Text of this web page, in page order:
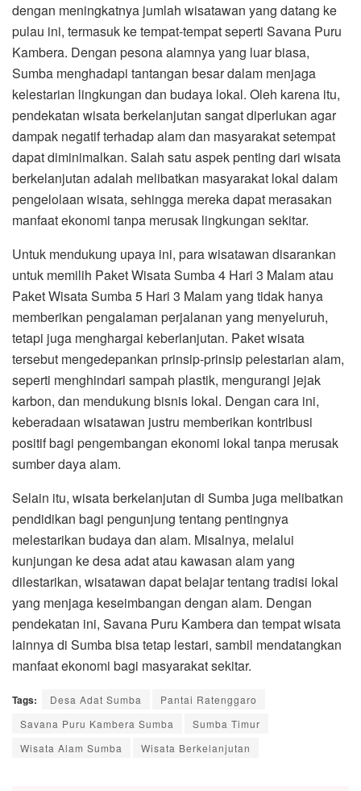
dengan meningkatnya jumlah wisatawan yang datang ke
pulau ini, termasuk ke tempat-tempat seperti Savana Puru
Kambera. Dengan pesona alamnya yang luar biasa,
Sumba menghadapi tantangan besar dalam menjaga
kelestarian lingkungan dan budaya lokal. Oleh karena itu,
pendekatan wisata berkelanjutan sangat diperlukan agar
dampak negatif terhadap alam dan masyarakat setempat
dapat diminimalkan. Salah satu aspek penting dari wisata
berkelanjutan adalah melibatkan masyarakat lokal dalam
pengelolaan wisata, sehingga mereka dapat merasakan
manfaat ekonomi tanpa merusak lingkungan sekitar.
Untuk mendukung upaya ini, para wisatawan disarankan
untuk memilih Paket Wisata Sumba 4 Hari 3 Malam atau
Paket Wisata Sumba 5 Hari 3 Malam yang tidak hanya
memberikan pengalaman perjalanan yang menyeluruh,
tetapi juga menghargai keberlanjutan. Paket wisata
tersebut mengedepankan prinsip-prinsip pelestarian alam,
seperti menghindari sampah plastik, mengurangi jejak
karbon, dan mendukung bisnis lokal. Dengan cara ini,
keberadaan wisatawan justru memberikan kontribusi
positif bagi pengembangan ekonomi lokal tanpa merusak
sumber daya alam.
Selain itu, wisata berkelanjutan di Sumba juga melibatkan
pendidikan bagi pengunjung tentang pentingnya
melestarikan budaya dan alam. Misalnya, melalui
kunjungan ke desa adat atau kawasan alam yang
dilestarikan, wisatawan dapat belajar tentang tradisi lokal
yang menjaga keseimbangan dengan alam. Dengan
pendekatan ini, Savana Puru Kambera dan tempat wisata
lainnya di Sumba bisa tetap lestari, sambil mendatangkan
manfaat ekonomi bagi masyarakat sekitar.
Tags: Desa Adat Sumba
Pantai Ratenggaro
Savana Puru Kambera Sumba
Sumba Timur
Wisata Alam Sumba
Wisata Berkelanjutan